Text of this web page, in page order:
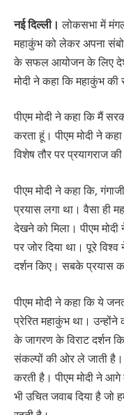
नई दिल्ली। लोकसभा में
महाकुंभ को लेकर अपना
के सफल आयोजन के लिए
मोदी ने कहा कि महाकुंभ
पीएम मोदी ने कहा कि मैं
करता हूं। पीएम मोदी ने
विशेष तौर पर प्रयागराज
पीएम मोदी ने कहा कि,
प्रयास लगा था। वैसा ही
देखने को मिला। पीएम
पर जोर दिया था। पूरे
दर्शन किए। सबके प्रयास
पीएम मोदी ने कहा कि ये
प्रेरित महाकुंभ था। उन्होंने
के जागरण के विराट दर्शन
संकल्पों की ओर ले जाती है।
करती है। पीएम मोदी ने
भी उचित जवाब दिया है जो